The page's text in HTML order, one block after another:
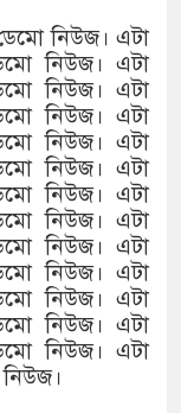
নিউজ। এটা
নিউজ। এটা
নিউজ। এটা
নিউজ। এটা
নিউজ। এটা
নিউজ। এটা
নিউজ। এটা
নিউজ। এটা
নিউজ। এটা
নিউজ। এটা
নিউজ। এটা
নিউজ। এটা
নিউজ। এটা